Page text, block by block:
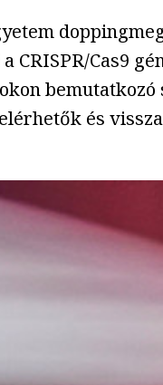
CRISPR/Cas9
és